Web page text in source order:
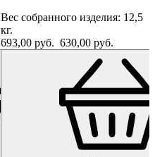
Вес собранного изделия: 12,5
кг.
693,00 руб. 630,00 руб.